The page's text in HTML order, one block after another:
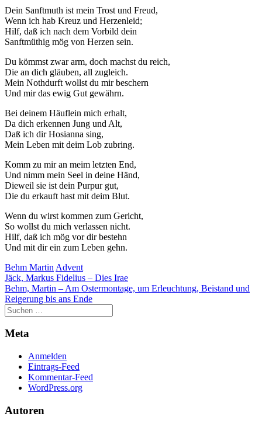
Dein Sanftmuth ist mein Trost und Freud,
Wenn ich hab Kreuz und Herzenleid;
Hilf, daß ich nach dem Vorbild dein
Sanftmüthig mög von Herzen sein.
Du kömmst zwar arm, doch machst du reich,
Die an dich gläuben, all zugleich.
Mein Nothdurft wollst du mir beschern
Und mir das ewig Gut gewährn.
Bei deinem Häuflein mich erhalt,
Da dich erkennen Jung und Alt,
Daß ich dir Hosianna sing,
Mein Leben mit deim Lob zubring.
Komm zu mir an meim letzten End,
Und nimm mein Seel in deine Händ,
Dieweil sie ist dein Purpur gut,
Die du erkauft hast mit deim Blut.
Wenn du wirst kommen zum Gericht,
So wollst du mich verlassen nicht.
Hilf, daß ich mög vor dir bestehn
Und mit dir ein zum Leben gehn.
Behm Martin Advent
Beitragsnavigation
Jäck, Markus Fidelius – Dies Irae
Behm, Martin – Am Ostermontage, um Erleuchtung, Beistand und
Reigerung bis ans Ende
Meta
Anmelden
Eintrags-Feed
Kommentar-Feed
WordPress.org
Autoren